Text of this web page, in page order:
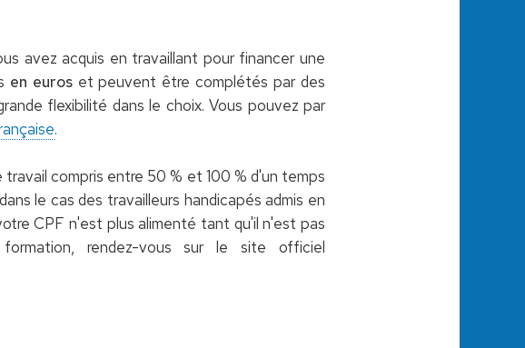
avez acquis en travaillant pour financer une
en euroset peuvent être complétés par des
flexibilité dans le choix. Vous pouvez par
.
compris entre 50 % et 100 % d'un temps
le cas des travailleurs handicapés admis en
CPF n'est plus alimenté tant qu'il n'est pas
rendez-vous sur le site officiel